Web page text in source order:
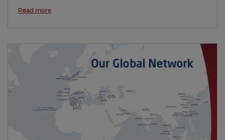
Read more